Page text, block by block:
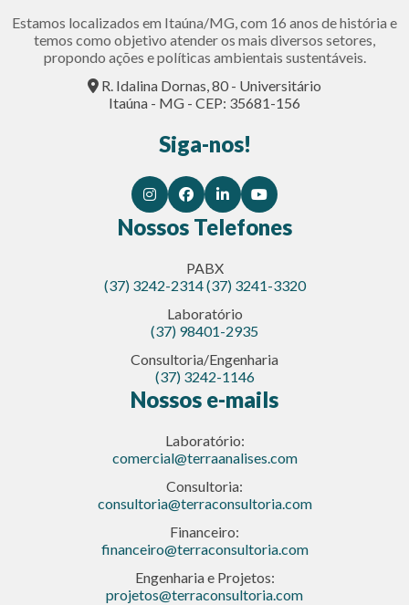
Estamos localizados em Itaúna/MG, com 16 anos de história e
temos como objetivo atender os mais diversos setores,
propondo ações e políticas ambientais sustentáveis.
R. Idalina Dornas, 80 - Universitário
Itaúna - MG - CEP: 35681-156
Siga-nos!
Nossos Telefones
PABX
(37) 3242-2314(37) 3241-3320
Laboratório
(37) 98401-2935
Consultoria/Engenharia
(37) 3242-1146
Nossos e-mails
Laboratório:
comercial@terraanalises.com
Consultoria:
consultoria@terraconsultoria.com
Financeiro:
financeiro@terraconsultoria.com
Engenharia e Projetos:
projetos@terraconsultoria.com